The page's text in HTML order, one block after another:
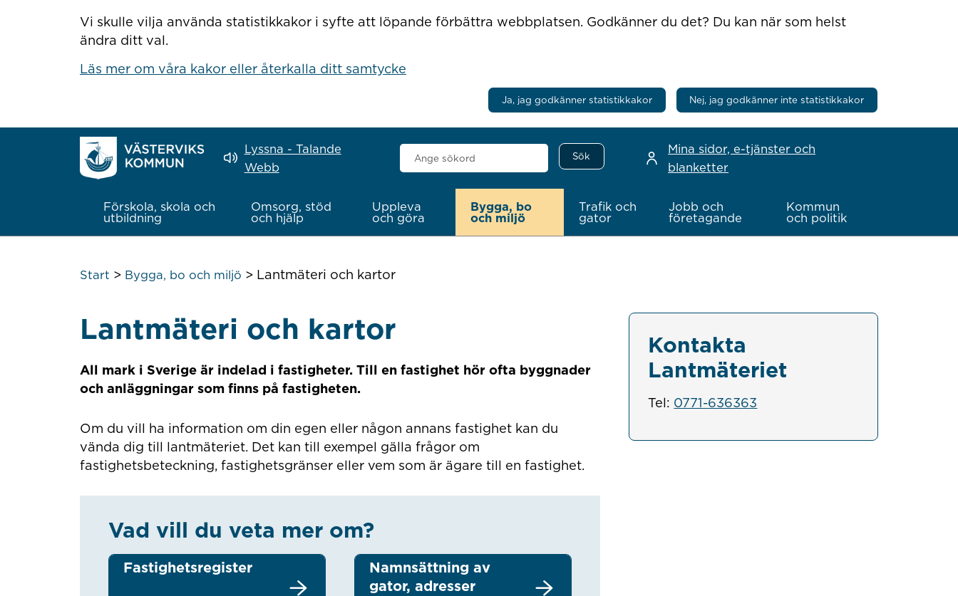
Vi skulle vilja använda statistikkakor i syfte att löpande förbättra webbplatsen. Godkänner du det? Du kan när som helst
ändra ditt val.
Läs mer om våra kakor eller återkalla ditt samtycke
Ja, jag godkänner statistikkakor Nej, jag godkänner inte statistikkakor
Lyssna - Talande
Webb
Sök
här
Mina sidor, e-tjänster och
blanketter
Förskola, skola och
utbildning
Omsorg, stöd
och hjälp
Uppleva
och göra
Bygga, bo
och miljö
Trafik och
gator
Jobb och
företagande
Kommun
och politik
Start > Bygga, bo och miljö > Lantmäteri och kartor
Lantmäteri och kartor
All mark i Sverige är indelad i fastigheter. Till en fastighet hör ofta byggnader
och anläggningar som finns på fastigheten.
Om du vill ha information om din egen eller någon annans fastighet kan du
vända dig till lantmäteriet. Det kan till exempel gälla frågor om
fastighetsbeteckning, fastighetsgränser eller vem som är ägare till en fastighet.
Vad vill du veta mer om?
Fastighetsregister
Namnsättning av
gator, adresser
Kontakta
Lantmäteriet
Tel: 0771-636363